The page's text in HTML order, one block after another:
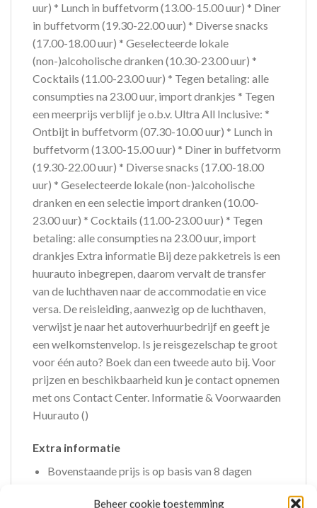
Beheer cookie toestemming
uur) * Lunch in buffetvorm (13.00-15.00 uur) * Diner
in buffetvorm (19.30-22.00 uur) * Diverse snacks
(17.00-18.00 uur) * Geselecteerde lokale
(non-)alcoholische dranken (10.30-23.00 uur) *
Cocktails (11.00-23.00 uur) * Tegen betaling: alle
consumpties na 23.00 uur, import drankjes * Tegen
een meerprijs verblijf je o.b.v. Ultra All Inclusive: *
Ontbijt in buffetvorm (07.30-10.00 uur) * Lunch in
buffetvorm (13.00-15.00 uur) * Diner in buffetvorm
(19.30-22.00 uur) * Diverse snacks (17.00-18.00
uur) * Geselecteerde lokale (non-)alcoholische
dranken en een selectie import dranken (10.00-
23.00 uur) * Cocktails (11.00-23.00 uur) * Tegen
betaling: alle consumpties na 23.00 uur, import
drankjes Extra informatie Bij deze pakketreis is een
huurauto inbegrepen, daarom vervalt de transfer
van de luchthaven naar de accommodatie en vice
versa. De reisleiding, aanwezig op de luchthaven,
verwijst je naar het autoverhuurbedrijf en geeft je
een welkomstenvelop. Is je reisgezelschap te groot
voor één auto? Boek dan een tweede auto bij. Voor
prijzen en beschikbaarheid kun je contact opnemen
met ons Contact Center. Informatie & Voorwaarden
Huurauto ()
Extra informatie
Bovenstaande prijs is op basis van 8 dagen